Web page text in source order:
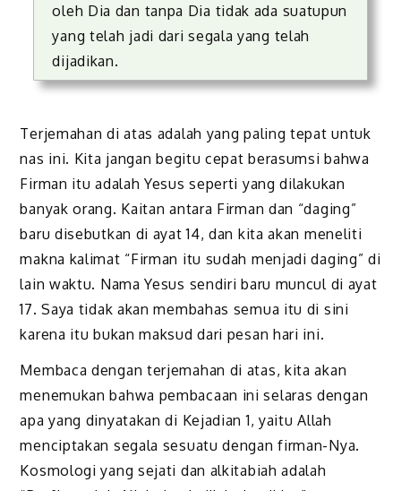
oleh Dia dan tanpa Dia tidak ada suatupun
yang telah jadi dari segala yang telah
dijadikan.
Terjemahan di atas adalah yang paling tepat untuk
nas ini. Kita jangan begitu cepat berasumsi bahwa
Firman itu adalah Yesus seperti yang dilakukan
banyak orang. Kaitan antara Firman dan “daging”
baru disebutkan di ayat 14, dan kita akan meneliti
makna kalimat “Firman itu sudah menjadi daging” di
lain waktu. Nama Yesus sendiri baru muncul di ayat
17. Saya tidak akan membahas semua itu di sini
karena itu bukan maksud dari pesan hari ini.
Membaca dengan terjemahan di atas, kita akan
menemukan bahwa pembacaan ini selaras dengan
apa yang dinyatakan di Kejadian 1, yaitu Allah
menciptakan segala sesuatu dengan firman-Nya.
Kosmologi yang sejati dan alkitabiah adalah